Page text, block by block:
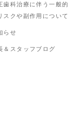
歯科治療に伴う一般的
スクや副作用について
らせ
＆スタッフブログ